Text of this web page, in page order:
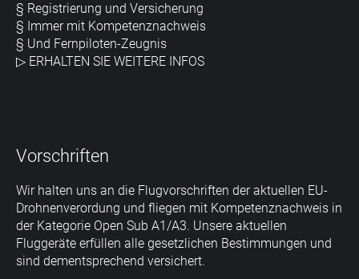
§ Registrierung und Versicherung
§ Immer mit Kompetenznachweis
§ Und Fernpiloten-Zeugnis
▷ ERHALTEN SIE WEITERE INFOS
Vorschriften
Wir halten uns an die Flugvorschriften der aktuellen EU-
Drohnenverordung und fliegen mit Kompetenznachweis in
der Kategorie Open Sub A1/A3. Unsere aktuellen
Fluggeräte erfüllen alle gesetzlichen Bestimmungen und
sind dementsprechend versichert.